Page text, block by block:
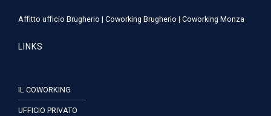
Affitto ufficio Brugherio | Coworking Brugherio | Coworking Monza
LINKS
IL COWORKING
UFFICIO PRIVATO